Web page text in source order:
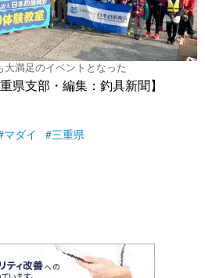
大満足のイベントとなった
県支部・編集：釣具新聞】
マダイ 三重県